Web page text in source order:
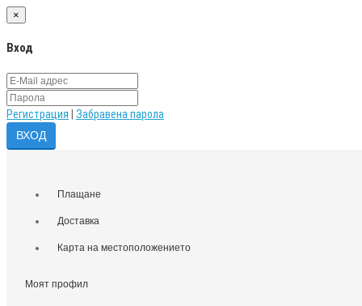
×
Вход
Регистрация Забравена парола
Плащане
Доставка
Карта на местоположението
Моят профил